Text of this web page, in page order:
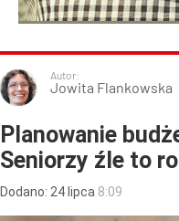
Autor:
Jowita Flankowska
Planowanie
Seniorzy źle to
Dodano: 24lipca 8:09